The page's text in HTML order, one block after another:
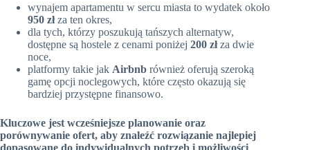
wynajem apartamentu w sercu miasta to wydatek około
950 złza ten okres,
dla tych, którzy poszukują tańszych alternatyw,
dostępne są hostele z cenami poniżej 200 złza dwie
noce,
platformy takie jak Airbnb również oferują szeroką
gamę opcji noclegowych, które często okazują się
bardziej przystępne finansowo.
Kluczowe jest wcześniejsze planowanie oraz
porównywanie ofert, aby znaleźć rozwiązanie najlepiej
dopasowane do indywidualnych potrzeb i możliwości